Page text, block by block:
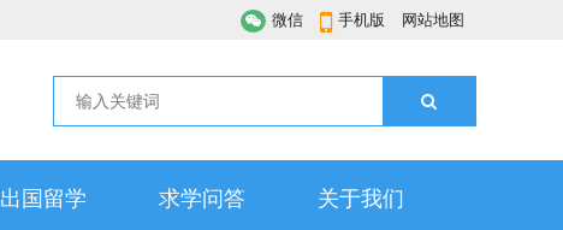
微信 手机版 网站地图
出国留学 求学问答 关于我们